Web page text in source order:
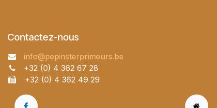
Contactez-nous
info@pepinsterprimeurs.be
+32 (0) 4 362 67 28
+32 (0) 4 362 49 29